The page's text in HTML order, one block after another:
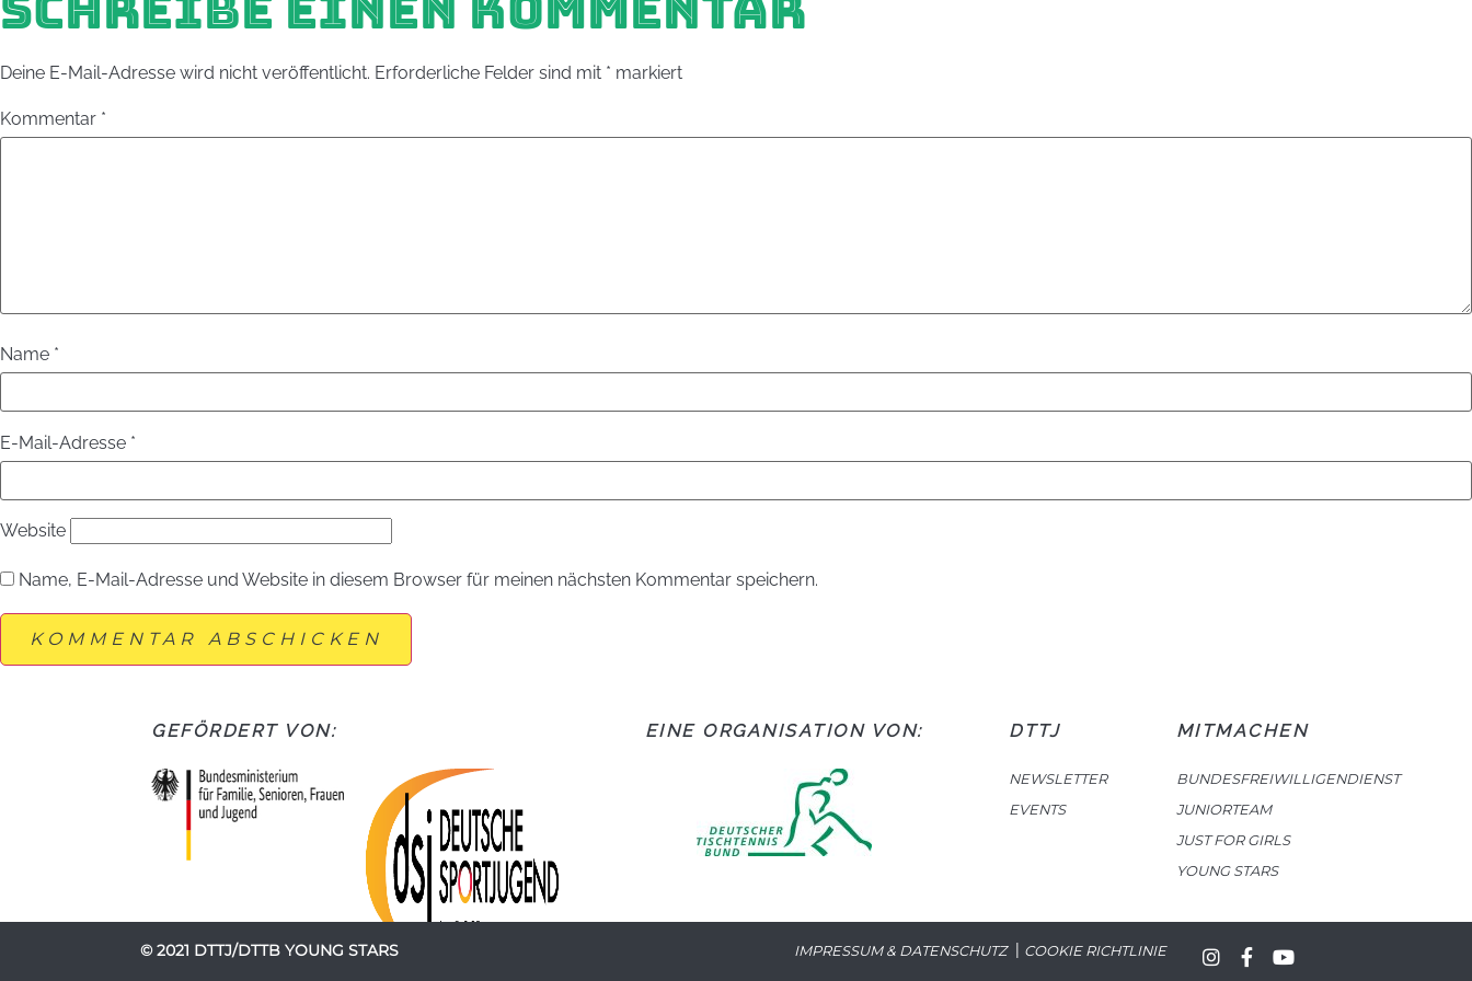
Deine E-Mail-Adresse wird nicht veröffentlicht. Erforderliche Felder sind mit * markiert
Kommentar *
Name *
E-Mail-Adresse *
Website
Name, E-Mail-Adresse und Website in diesem Browser für meinen nächsten Kommentar speichern.
GEFÖRDERT VON: EINE ORGANISATION VON: DTTJ
NEWSLETTER
EVENTS
MITMACHEN
BUNDESFREIWILLIGENDIENST
JUNIORTEAM
JUST FOR GIRLS
YOUNG STARS
© 2021 DTTJ/DTTB YOUNG STARS IMPRESSUM & DATENSCHUTZ| COOKIE RICHTLINIE